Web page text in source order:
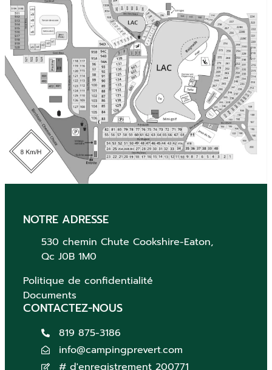
NOTRE ADRESSE
530 chemin Chute Cookshire-Eaton,
Qc J0B 1M0
Politique de confidentialité
Documents
CONTACTEZ-NOUS
819 875-3186
info@campingprevert.com